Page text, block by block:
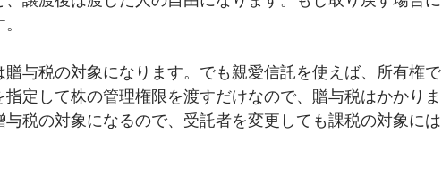
与税の対象になります。でも親愛信託を使えば、所有権で
定して株の管理権限を渡すだけなので、贈与税はかかりま
税の対象になるので、受託者を変更しても課税の対象には